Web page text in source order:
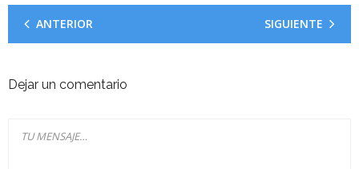
ANTERIOR SIGUIENTE
Dejar un comentario